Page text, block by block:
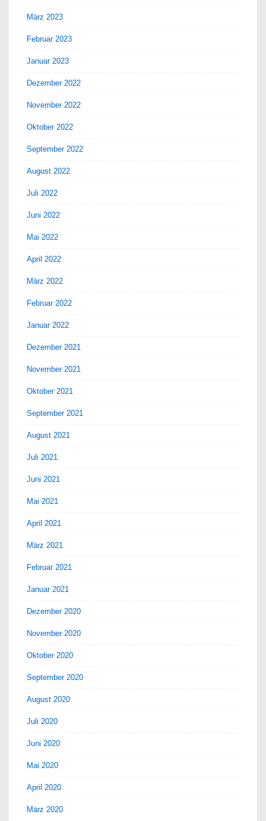
März 2023
Februar 2023
Januar 2023
Dezember 2022
November 2022
Oktober 2022
September 2022
August 2022
Juli 2022
Juni 2022
Mai 2022
April 2022
März 2022
Februar 2022
Januar 2022
Dezember 2021
November 2021
Oktober 2021
September 2021
August 2021
Juli 2021
Juni 2021
Mai 2021
April 2021
März 2021
Februar 2021
Januar 2021
Dezember 2020
November 2020
Oktober 2020
September 2020
August 2020
Juli 2020
Juni 2020
Mai 2020
April 2020
März 2020